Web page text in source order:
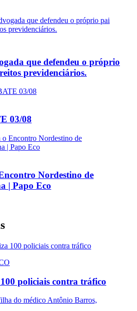
que defendeu o próprio
previdenciários.
03/08
Nordestino de
| Papo Eco
policiais contra tráfico